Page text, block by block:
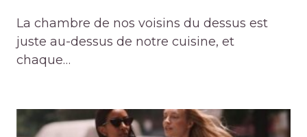
La chambre de nos voisins du dessus est
juste au-dessus de notre cuisine, et
chaque…